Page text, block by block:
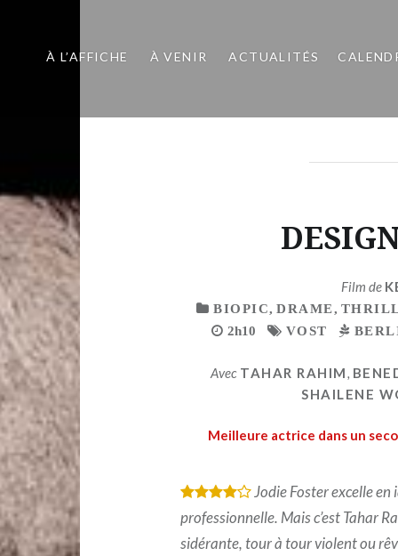
À L’AFFICHE À VENIR ACTUALITÉS
Film de
BIOPIC,DRAME,
2h10
VOST
Avec TAHAR RAHIM
SHAILENE
Meilleure actrice dans un
* * * *
Jodie Foster excelle
professionnelle. Mais c’est Tahar
sidérante, tour à tour violent ou